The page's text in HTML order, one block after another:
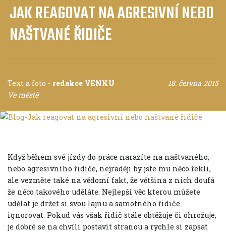
JAK REAGOVAT NA AGRESIVNÍ NEBO
NAŠTVANÉ ŘIDIČE
Text a foto - redakce VENKU
18. června 2015
Ve městě
Když během své jízdy do práce narazíte na naštvaného,
nebo agresivního řidiče, nejraději by jste mu něco řekli,
ale vezměte také na vědomí fakt, že většina z nich doufá
že něco takového uděláte. Nejlepší věc kterou můžete
udělat je držet si svou lajnu a samotného řidiče
ignorovat. Pokud vás však řidič stále obtěžuje či ohrožuje,
je dobré se na chvíli postavit stranou a rychle si zapsat